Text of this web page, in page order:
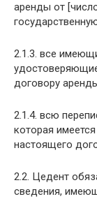
аренды от
2.1.3. все
договору
2.1.4. всю
которая
настоящего
2.2. Цедент
сведения,